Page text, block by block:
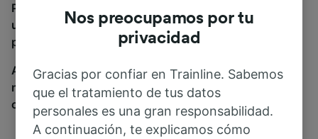
Para encontrar billetes de autobús, simplemente haz
una búsqueda y nosotros compararemos horarios y
precios tanto de tren como de autobús.
A donde quiera que vayas, tu viaje empieza con
nosotros. Encuentra billetes de más de 170
compañías de tren y autobús.
Nos preocupamos por tu
privacidad
Gracias por confiar en Trainline. Sabemos
que el tratamiento de tus datos
personales es una gran responsabilidad.
A continuación, te explicamos cómo